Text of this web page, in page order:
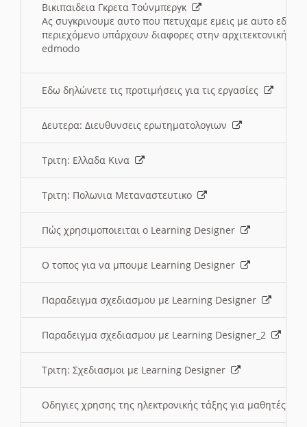
Βικιπαιδεια Γκρετα Τούνμπεργκ
Ας συγκρινουμε αυτο που πετυχαμε εμεις με αυτο εδω
περιεχόμενο υπάρχουν διαφορες στην αρχιτεκτονική
edmodo
Εδω δηλώνετε τις προτιμήσεις για τις εργασίες
Δευτερα: Διευθυνσεις ερωτηματολογιων
Τριτη: Ελλαδα Κινα
Τριτη: Πολωνια Μεταναστευτικο
Πώς χρησιμοποιειται ο Learning Designer
O τοπος για να μπουμε Learning Designer
Παραδειγμα σχεδιασμου με Learning Designer
Παραδειγμα σχεδιασμου με Learning Designer_2
Τριτη: Σχεδιασμοι με Learning Designer
Οδηγιες χρησης της ηλεκτρονικής τάξης για μαθητές